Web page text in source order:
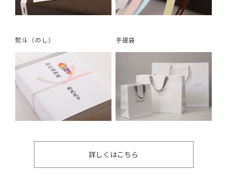
熨斗（のし） 手提袋
詳しくはこちら